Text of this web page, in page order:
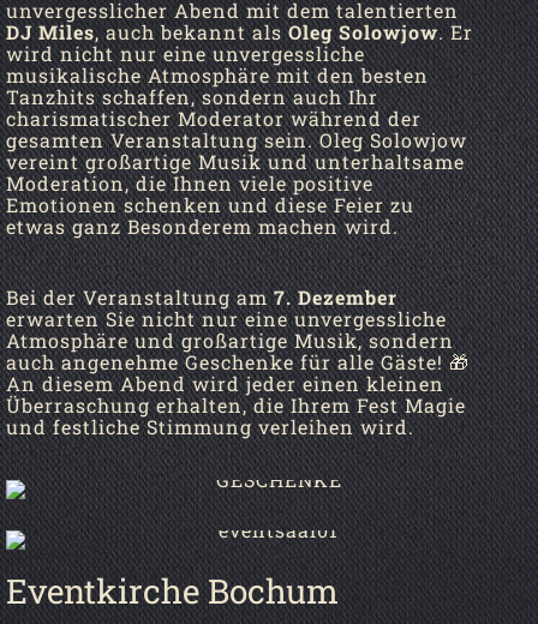
unvergesslicher Abend mit dem talentierten
DJ Miles, auch bekannt alsOleg Solowjow. Er
wird nicht nur eine unvergessliche
musikalische Atmosphäre mit den besten
Tanzhits schaffen, sondern auch Ihr
charismatischer Moderator während der
gesamten Veranstaltung sein. Oleg Solowjow
vereint großartige Musik und unterhaltsame
Moderation, die Ihnen viele positive
Emotionen schenken und diese Feier zu
etwas ganz Besonderem machen wird.
Bei der Veranstaltung am7. Dezember
erwarten Sie nicht nur eine unvergessliche
Atmosphäre und großartige Musik, sondern
auch angenehme Geschenke für alle Gäste! 🎁
An diesem Abend wird jeder einen kleinen
Überraschung erhalten, die Ihrem Fest Magie
und festliche Stimmung verleihen wird.
Eventkirche Bochum